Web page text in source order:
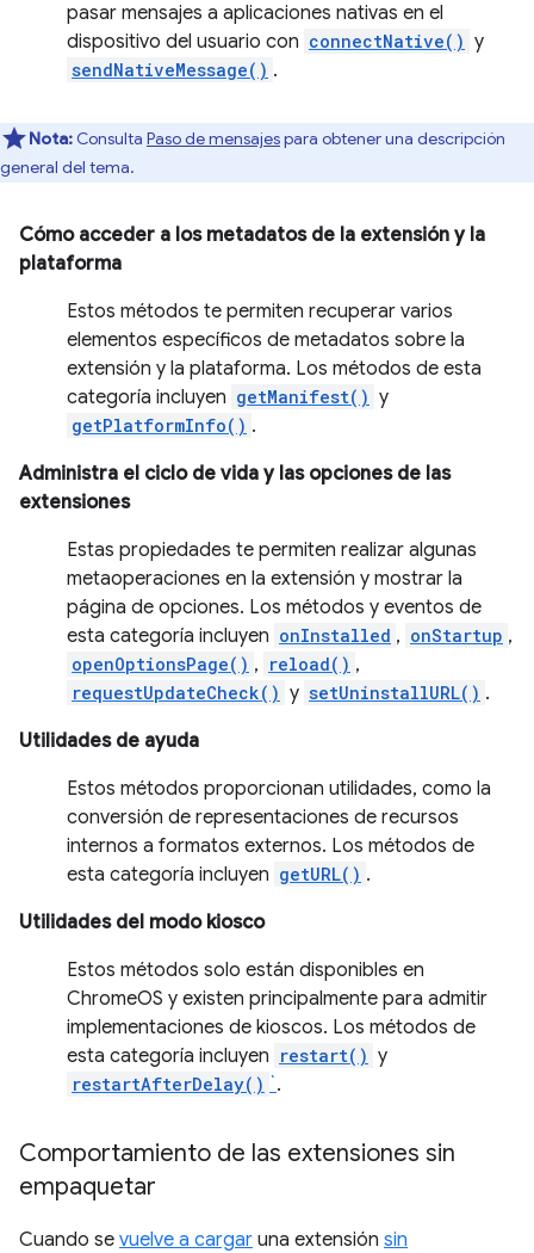
pasar mensajes a aplicaciones nativas en el
dispositivo del usuario con connectNative() y
sendNativeMessage() .
Nota: Consulta Paso de mensajespara obtener una descripción
general del tema.
Cómo acceder a los metadatos de la extensión y la
plataforma
Estos métodos te permiten recuperar varios
elementos específicos de metadatos sobre la
extensión y la plataforma. Los métodos de esta
categoría incluyen getManifest() y
getPlatformInfo() .
Administra el ciclo de vida y las opciones de las
extensiones
Estas propiedades te permiten realizar algunas
metaoperaciones en la extensión y mostrar la
página de opciones. Los métodos y eventos de
esta categoría incluyen onInstalled , onStartup ,
openOptionsPage() , reload() ,
requestUpdateCheck() y setUninstallURL() .
Utilidades de ayuda
Estos métodos proporcionan utilidades, como la
conversión de representaciones de recursos
internos a formatos externos. Los métodos de
esta categoría incluyen getURL() .
Utilidades del modo kiosco
Estos métodos solo están disponibles en
ChromeOS y existen principalmente para admitir
implementaciones de kioscos. Los métodos de
esta categoría incluyen restart() y
restartAfterDelay() `.
Comportamiento de las extensiones sin
empaquetar
Cuando se vuelve a cargar una extensión sin